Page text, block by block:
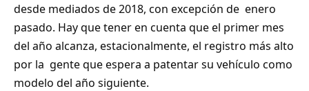
desde mediados de 2018, con excepción de enero
pasado. Hay que tener en cuenta que el primer mes
del año alcanza, estacionalmente, el registro más alto
por la gente que espera a patentar su vehículo como
modelo del año siguiente.